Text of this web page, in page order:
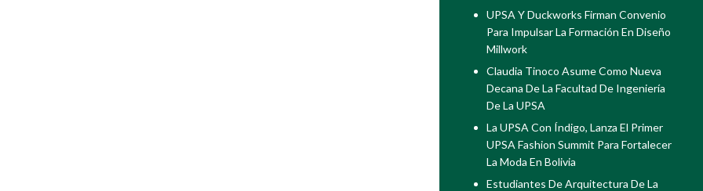
UPSA Y Duckworks Firman Convenio
Para Impulsar La Formación En Diseño
Millwork
Claudia Tinoco Asume Como Nueva
Decana De La Facultad De Ingeniería
De La UPSA
La UPSA Con Índigo, Lanza El Primer
UPSA Fashion Summit Para Fortalecer
La Moda En Bolivia
Estudiantes De Arquitectura De La